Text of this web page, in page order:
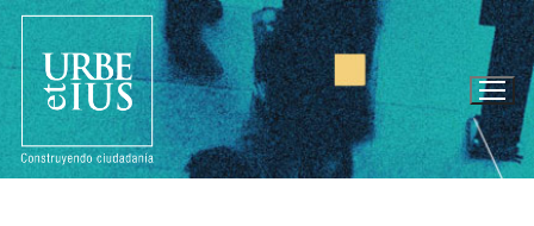
Ir
contenido